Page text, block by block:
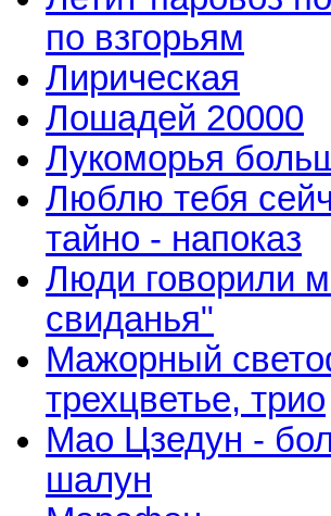
по взгорьям
Лирическая
Лошадей 20000
Лукоморья
Люблю тебя
тайно - напоказ
Люди говорили
свиданья"
Мажорный
трехцветье, трио
Мао Цзедун -
шалун